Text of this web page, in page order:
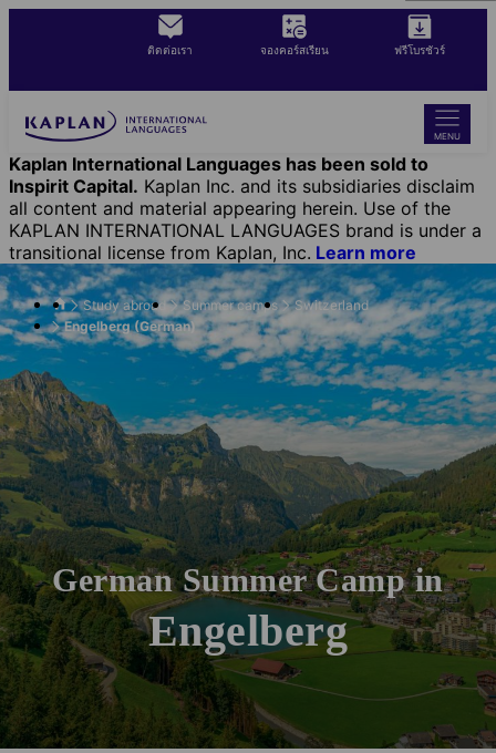
content
ติดต่อเรา จองคอร์สเรียน ฟรีโบรชัวร์
MENU
Kaplan International Languages has been sold to
Inspirit Capital. Kaplan Inc. and its subsidiaries disclaim
all content and material appearing herein. Use of the
KAPLAN INTERNATIONAL LANGUAGES brand is under a
transitional license from Kaplan, Inc. Learn more
Study abroad Summer camps
Switzerland
Engelberg (German)
German Summer Camp in
Engelberg